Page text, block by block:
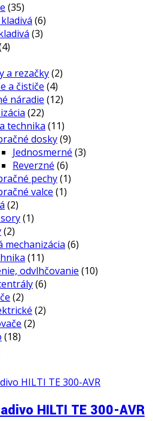
(35)
(6)
(3)
a rezačky(2)
a čističe (4)
náradie (12)
(22)
technika (11)
dosky(9)
Jednosmerné (3)
Reverzné (6)
pechy(1)
valce (1)
(2)
(1)
(2)
mechanizácia (6)
(11)
odvlhčovanie (10)
(6)
(2)
(2)
(2)
(18)
HILTI TE 300-AVR